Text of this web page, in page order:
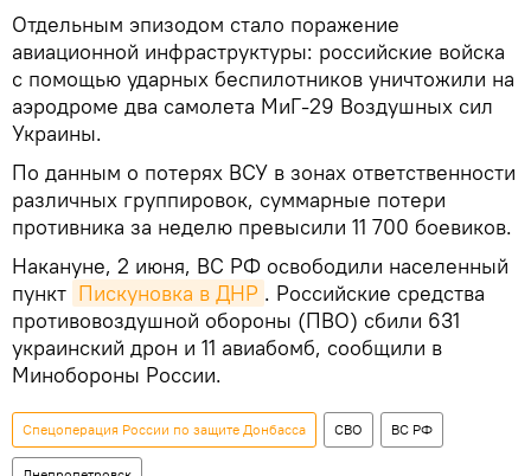
Отдельным эпизодом стало поражение
авиационной инфраструктуры: российские войска
с помощью ударных беспилотников уничтожили на
аэродроме два самолета МиГ‑29 Воздушных сил
Украины.
По данным о потерях ВСУ в зонах ответственности
различных группировок, суммарные потери
противника за неделю превысили 11 700 боевиков.
Накануне, 2 июня, ВС РФ освободили населенный
пункт Пискуновка в ДНР . Российские средства
противовоздушной обороны (ПВО) сбили 631
украинский дрон и 11 авиабомб, сообщили в
Минобороны России.
Спецоперация России по защите Донбасса СВО ВС РФ